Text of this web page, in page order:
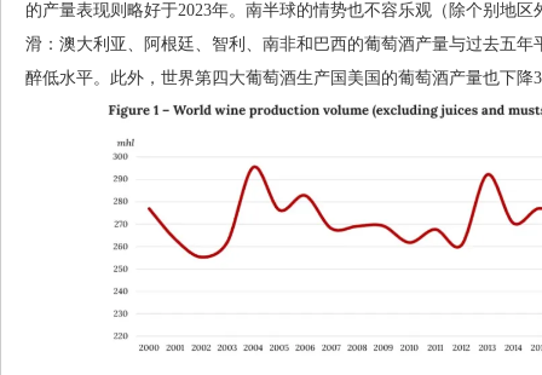
的产量表现则略好于2023年。南半球的情势也不容乐观（除个别地
滑：澳大利亚、阿根廷、智利、南非和巴西的葡萄酒产量与过去五年
醉低水平。此外，世界第四大葡萄酒生产国美国的葡萄酒产量也下降